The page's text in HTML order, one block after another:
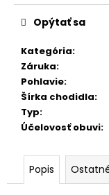
Kategória:
Záruka:
Pohlavie:
Šírka chodidla:
Typ:
Účelovosť obuvi:
Opýtať sa
Popis
č
a
e